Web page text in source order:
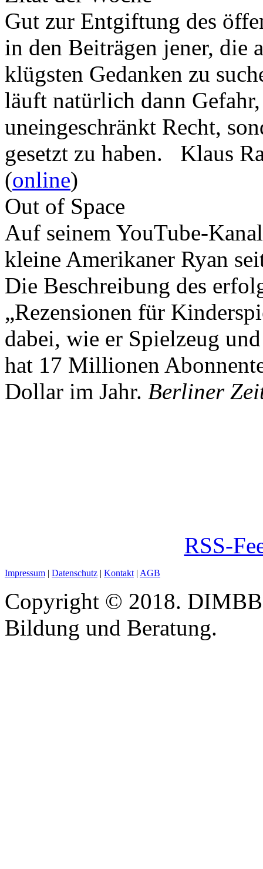
Gut zur Entgiftung des
in den Beiträgen jener, die
klügsten Gedanken zu
läuft natürlich dann
uneingeschränkt Recht,
gesetzt zu haben. Klaus
(online)
Out of Space
Auf seinem YouTube-
kleine Amerikaner Ryan
Die Beschreibung des
„Rezensionen für
dabei, wie er Spielzeug
hat 17 Millionen
Dollar im Jahr. Berliner
RSS-
Impressum | Datenschutz | Kontakt | AGB
Copyright © 2018.
Bildung und Beratung.